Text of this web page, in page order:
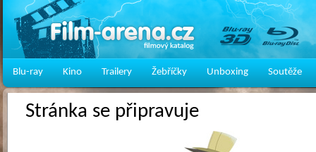
Blu-ray Kino Trailery Žebříčky Unboxing Soutěže
Stránka se připravuje